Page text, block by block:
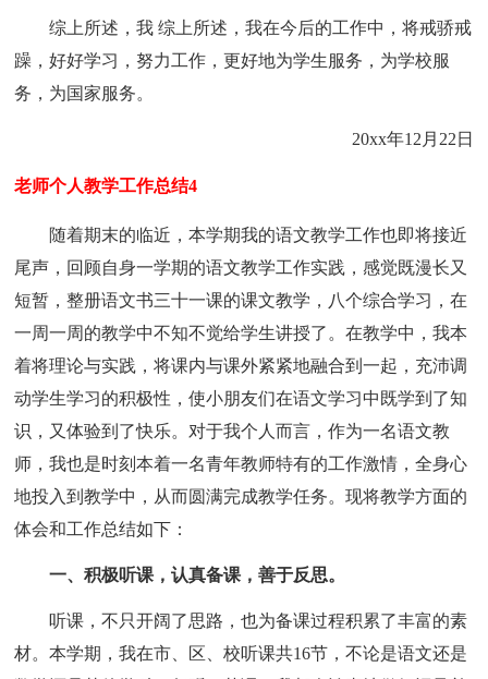
综上所述，我 综上所述，我在今后的工作中，将戒骄戒
躁，好好学习，努力工作，更好地为学生服务，为学校服
务，为国家服务。
20xx年12月22日
老师个人教学工作总结4
随着期末的临近，本学期我的语文教学工作也即将接近
尾声，回顾自身一学期的语文教学工作实践，感觉既漫长又
短暂，整册语文书三十一课的课文教学，八个综合学习，在
一周一周的教学中不知不觉给学生讲授了。在教学中，我本
着将理论与实践，将课内与课外紧紧地融合到一起，充沛调
动学生学习的积极性，使小朋友们在语文学习中既学到了知
识，又体验到了快乐。对于我个人而言，作为一名语文教
师，我也是时刻本着一名青年教师特有的工作激情，全身心
地投入到教学中，从而圆满完成教学任务。现将教学方面的
体会和工作总结如下：
一、积极听课，认真备课，善于反思。
听课，不只开阔了思路，也为备课过程积累了丰富的素
材。本学期，我在市、区、校听课共16节，不论是语文还是